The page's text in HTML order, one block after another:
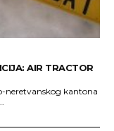
AIR TRACTOR
neretvanskog kantona